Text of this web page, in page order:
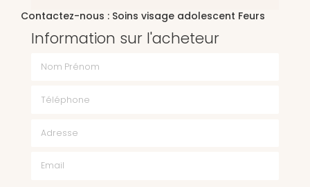
Contactez-nous : Soins visage adolescent Feurs
Information sur l'acheteur